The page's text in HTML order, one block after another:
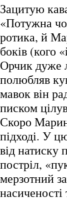
Зацитую
«Потужна
ротика, й
боків (кого
Орчик дуже
полюбляв
мавок він
писком
Скоро
підході. У
від
постріл,
мерзотний